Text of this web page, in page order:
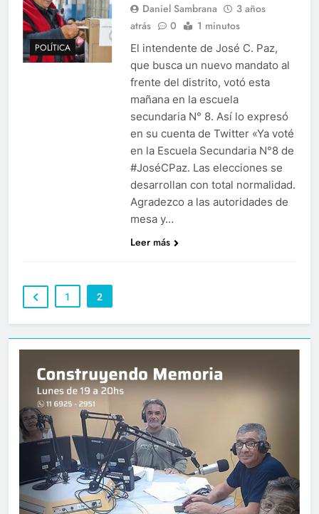
POLÍTICA
Daniel Sambrana
3 años
atrás
0 1 minutos
El intendente de José C. Paz,
que busca un nuevo mandato al
frente del distrito, votó esta
mañana en la escuela
secundaria N° 8. Así lo expresó
en su cuenta de Twitter «Ya voté
en la Escuela Secundaria N°8 de
#JoséCPaz. Las elecciones se
desarrollan con total normalidad.
Agradezco a las autoridades de
mesa y…
Leer más
1 2